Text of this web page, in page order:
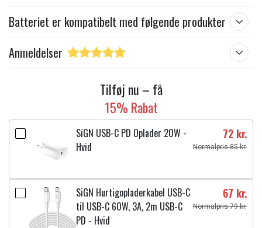
Batteriet er kompatibelt med følgende produkter
Anmeldelser
Tilføj nu – få
15% Rabat
SiGN USB-C PD Oplader 20W -
Hvid
72 kr.
Normalpris 85 kr.
SiGN Hurtigopladerkabel USB-C
til USB-C 60W, 3A, 2m USB-C
PD - Hvid
67 kr.
Normalpris 79 kr.